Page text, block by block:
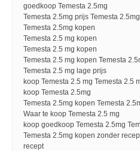
goedkoop Temesta 2.5mg
Temesta 2.5mg prijs Temesta
Temesta 2.5mg kopen
Temesta 2.5 mg kopen
Temesta 2.5 mg kopen
Temesta 2.5 mg kopen Temesta
Temesta 2.5 mg lage prijs
koop Temesta 2.5 mg Temesta 2.5
koop Temesta 2.5mg
Temesta 2.5mg kopen Temesta
Waar te koop Temesta 2.5 mg
koop goedkoop Temesta 2.5mg
Temesta 2.5mg kopen zonder
recept